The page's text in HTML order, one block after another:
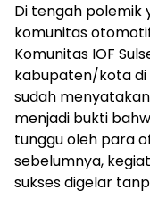
Di tengah polemik
komunitas
Komunitas IOF
kabupaten/kota di
sudah
menjadi bukti
tunggu oleh para
sebelumnya,
sukses digelar